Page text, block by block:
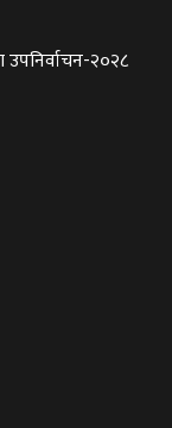
उपनिर्वाचन-२०२८